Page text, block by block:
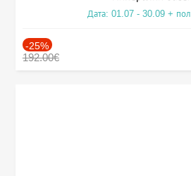
Дата: 01.07 - 30.09 +
-25%
192.00€